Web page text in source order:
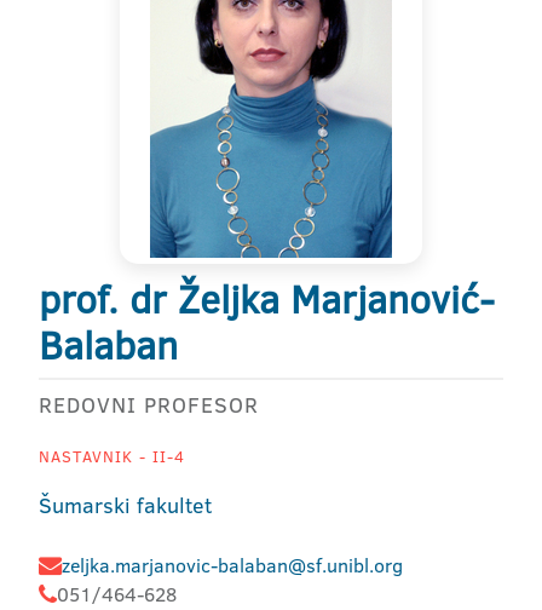
prof. dr Željka Marjanović-
Balaban
REDOVNI PROFESOR
NASTAVNIK - II-4
Šumarski fakultet
zeljka.marjanovic-balaban@sf.unibl.org
051/464-628